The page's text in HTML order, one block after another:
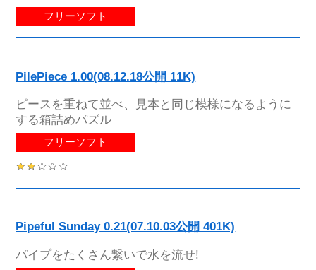
フリーソフト
PilePiece 1.00(08.12.18公開 11K)
ピースを重ねて並べ、見本と同じ模様になるように
する箱詰めパズル
フリーソフト
Pipeful Sunday 0.21(07.10.03公開 401K)
パイプをたくさん繋いで水を流せ!